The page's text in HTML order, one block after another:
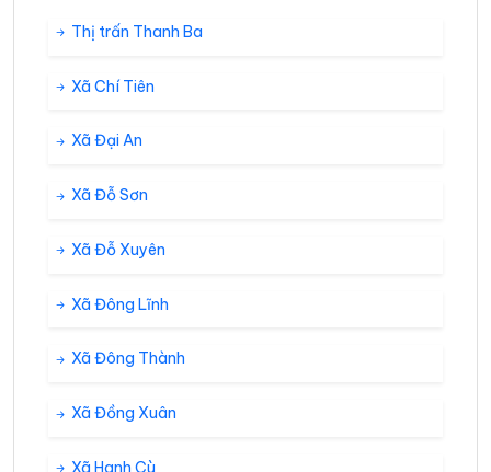
Thị trấn Thanh Ba
Xã Chí Tiên
Xã Đại An
Xã Đỗ Sơn
Xã Đỗ Xuyên
Xã Đông Lĩnh
Xã Đông Thành
Xã Đồng Xuân
Xã Hanh Cù